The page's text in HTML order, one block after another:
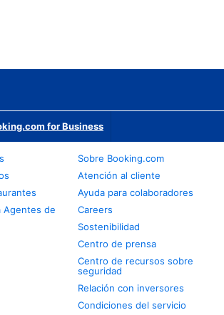
for Business
Agentes de
Sobre Booking.com
Atención al cliente
Ayuda para colaboradores
Careers
Sostenibilidad
Centro de prensa
Centro de recursos sobre
seguridad
Relación con inversores
Condiciones del servicio